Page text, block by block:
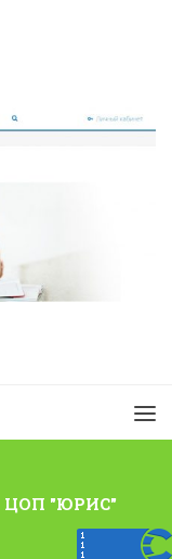
ЦОП "ЮРИС"